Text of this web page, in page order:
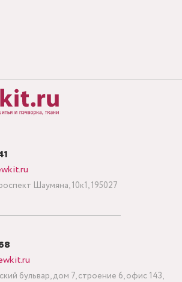
Шаумяна, 10к1, 195027
бульвар, дом 7, строение 6, офис 143,